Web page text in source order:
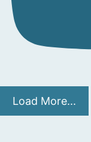
Load More...